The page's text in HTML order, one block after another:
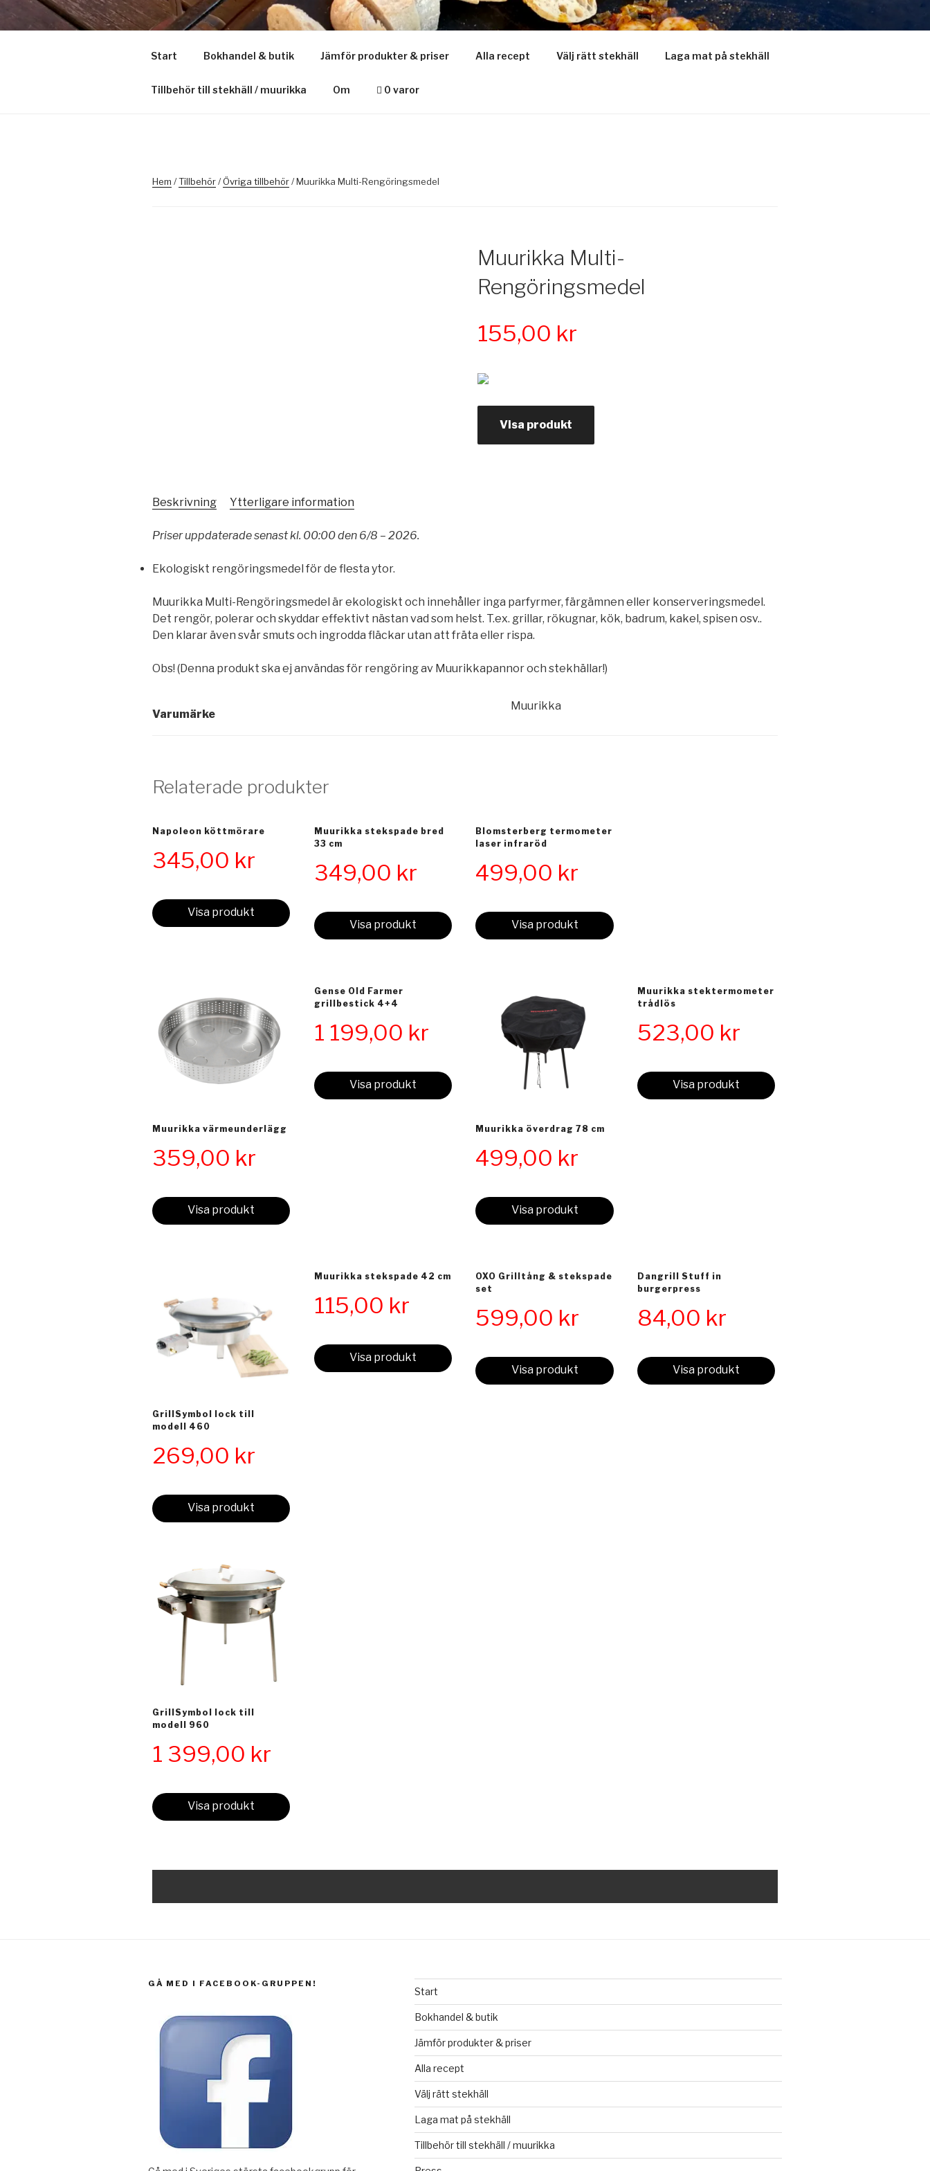
Hoppa
STEKMAN.SE
Start Bokhandel & butik Jämför produkter & priser Alla recept Välj rätt stekhäll Laga mat på stekhäll
Tillbehör till stekhäll / muurikka Om 0 varor
Hem /Tillbehör/Övriga tillbehör/ Muurikka Multi-Rengöringsmedel
Muurikka Multi-
Rengöringsmedel
155,00 kr
Visa produkt
Beskrivning Ytterligare information
Priser uppdaterade senast kl. 00:00 den 6/8 – 2026.
Ekologiskt rengöringsmedel för de flesta ytor.
Muurikka Multi-Rengöringsmedel är ekologiskt och innehåller inga parfyrmer, färgämnen eller konserveringsmedel.
Det rengör, polerar och skyddar effektivt nästan vad som helst. T.ex. grillar, rökugnar, kök, badrum, kakel, spisen osv..
Den klarar även svår smuts och ingrodda fläckar utan att fräta eller rispa.
Obs! (Denna produkt ska ej användas för rengöring av Muurikkapannor och stekhällar!)
Varumärke
Muurikka
Relaterade produkter
Napoleon köttmörare
345,00 kr
Visa produkt
Muurikka stekspade bred
33 cm
349,00 kr
Visa produkt
Blomsterberg termometer
laser infraröd
499,00 kr
Visa produkt
Muurikka värmeunderlägg
359,00 kr
Visa produkt
Gense Old Farmer
grillbestick 4+4
1 199,00 kr
Visa produkt
Muurikka överdrag 78 cm
499,00 kr
Visa produkt
Muurikka stektermometer
trådlös
523,00 kr
Visa produkt
GrillSymbol lock till
modell 460
269,00 kr
Visa produkt
Muurikka stekspade 42 cm
115,00 kr
Visa produkt
OXO Grilltång & stekspade
set
599,00 kr
Visa produkt
Dangrill Stuff in
burgerpress
84,00 kr
Visa produkt
GrillSymbol lock till
modell 960
1 399,00 kr
Visa produkt
GÅ MED I FACEBOOK-GRUPPEN!
Start
Bokhandel & butik
Jämför produkter & priser
Alla recept
Välj rätt stekhäll
Laga mat på stekhäll
Tillbehör till stekhäll / muurikka